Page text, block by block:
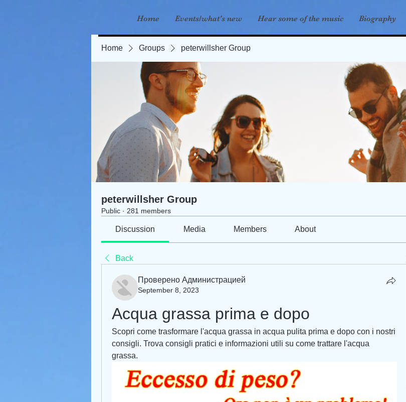
Home Events/what's new Hear some of the music Biography
Home Groups peterwillsher Group
peterwillsher Group
Public · 281 members
Discussion Media Members About
Back
Проверено Администрацией
September 8, 2023
Acqua grassa prima e dopo
Scopri come trasformare l'acqua grassa in acqua pulita prima e dopo con i nostri
consigli. Trova consigli pratici e informazioni utili su come trattare l'acqua
grassa.